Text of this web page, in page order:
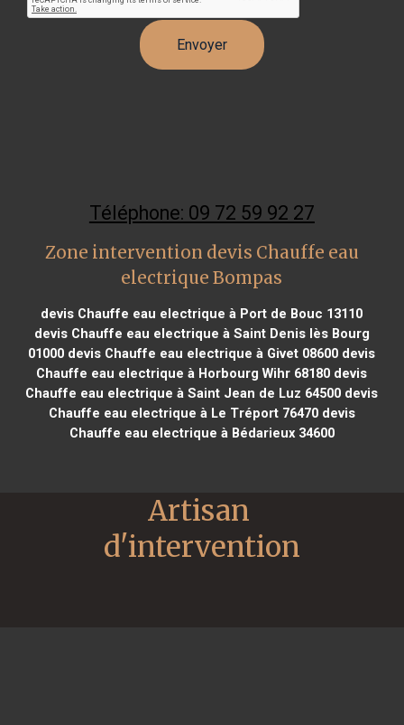
Téléphone: 09 72 59 92 27
Zone intervention devis Chauffe eau
electrique Bompas
devis Chauffe eau electrique à Port de Bouc 13110
devis Chauffe eau electrique à Saint Denis lès Bourg
01000 devis Chauffe eau electrique à Givet 08600 devis
Chauffe eau electrique à Horbourg Wihr 68180 devis
Chauffe eau electrique à Saint Jean de Luz 64500 devis
Chauffe eau electrique à Le Tréport 76470devis
Chauffe eau electrique à Bédarieux 34600
Artisan
d'intervention